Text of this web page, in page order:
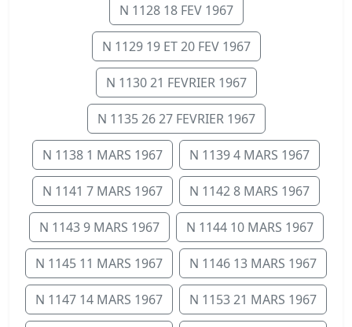
N 1128 18 FEV 1967
N 1129 19 ET 20 FEV 1967
N 1130 21 FEVRIER 1967
N 1135 26 27 FEVRIER 1967
N 1138 1 MARS 1967 N 1139 4 MARS 1967
N 1141 7 MARS 1967 N 1142 8 MARS 1967
N 1143 9 MARS 1967 N 1144 10 MARS 1967
N 1145 11 MARS 1967 N 1146 13 MARS 1967
N 1147 14 MARS 1967 N 1153 21 MARS 1967